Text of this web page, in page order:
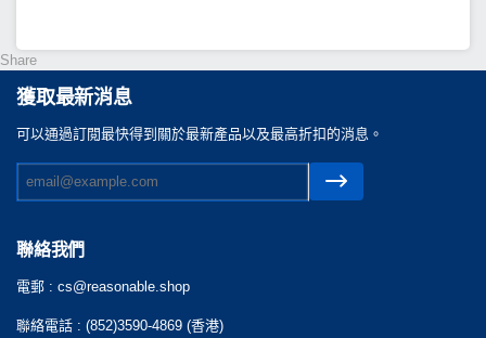
Share
獲取最新消息
可以通過訂閲最快得到關於最新產品以及最高折扣的消息。
聯絡我們
電郵 : cs@reasonable.shop
聯絡電話 : (852)3590-4869 (香港)